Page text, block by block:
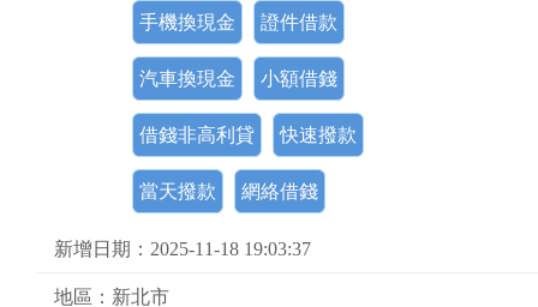
手機換現金 證件借款
汽車換現金 小額借錢
借錢非高利貸 快速撥款
當天撥款 網絡借錢
新增日期：2025-11-18 19:03:37
地區：新北市